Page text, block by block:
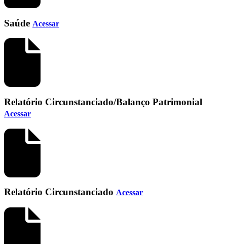
Saúde Acessar
Relatório Circunstanciado/Balanço Patrimonial
Acessar
Relatório Circunstanciado Acessar